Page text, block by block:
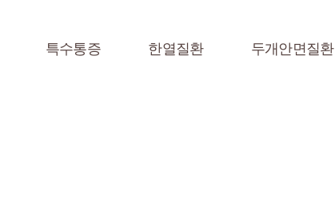
특수통증 한열질환 두개안면질환